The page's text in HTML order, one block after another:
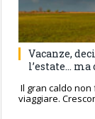
Vacanze,
l’estate…
Il gran caldo
viaggiare.